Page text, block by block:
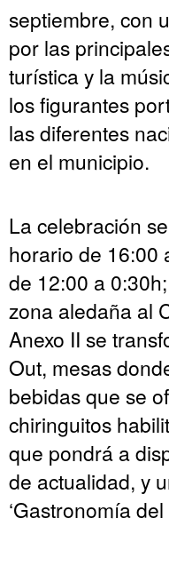
septiembre, con
por las
turística y la
los figurantes
las diferentes
en el municipio.
La celebración
horario de 16:00
de 12:00 a
zona aledaña al
Anexo II se
Out, mesas
bebidas que se
chiringuitos
que pondrá a
de actualidad, y
‘Gastronomía del